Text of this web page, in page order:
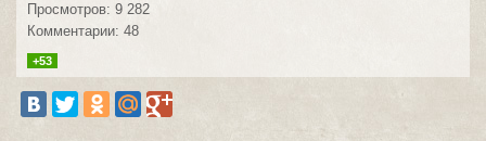
Просмотров: 9 282
Комментарии: 48
+53